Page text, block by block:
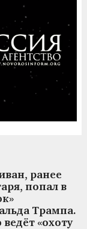
ранее
попал в
Трампа.
«охоту